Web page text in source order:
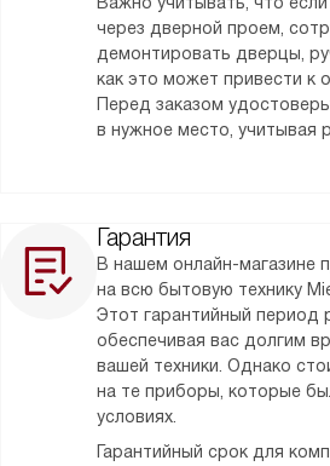
через дверной проем,
демонтировать дверцы,
как это может привести к
Перед заказом
в нужное место, учитывая
Гарантия
В нашем онлайн-магазине
на всю бытовую технику
Этот гарантийный период
обеспечивая вас долгим
вашей техники. Однако
на те приборы, которые
условиях.
Гарантийный срок для